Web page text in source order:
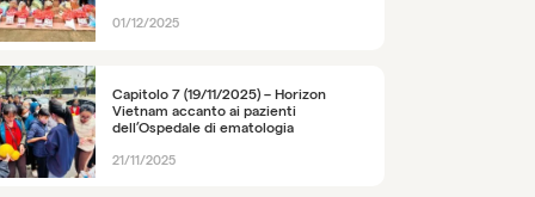
01/12/2025
Capitolo 7 (19/11/2025) – Horizon
Vietnam accanto ai pazienti
dell’Ospedale di ematologia
21/11/2025